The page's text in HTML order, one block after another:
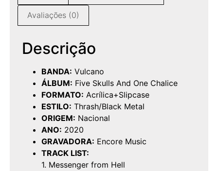
Avaliações (0)
Descrição
BANDA: Vulcano
ÁLBUM: Five Skulls And One Chalice
FORMATO: Acrílica+Slipcase
ESTILO: Thrash/Black Metal
ORIGEM: Nacional
ANO: 2020
GRAVADORA: Encore Music
TRACK LIST:
1. Messenger from Hell